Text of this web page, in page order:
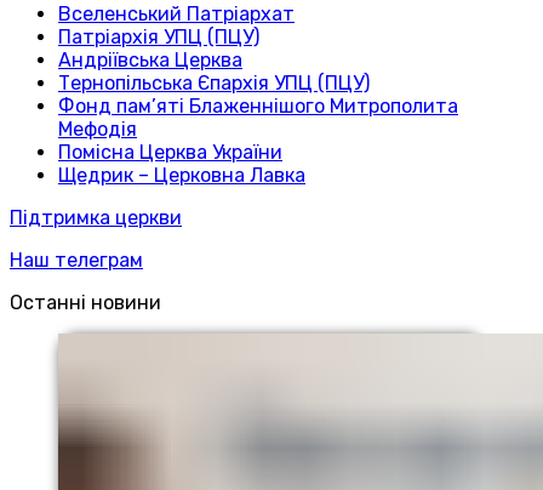
Вселенський Патріархат
Патріархія УПЦ (ПЦУ)
Андріївська Церква
Тернопільська Єпархія УПЦ (ПЦУ)
Фонд пам’яті Блаженнішого Митрополита
Мефодія
Помісна Церква України
Щедрик – Церковна Лавка
Підтримка церкви
Наш телеграм
Останні новини